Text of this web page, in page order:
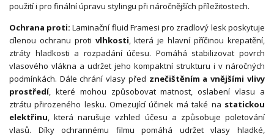
použití i pro finální úpravu stylingu při náročnějších příležitostech.
Ochrana proti: Laminační fluid Framesi pro zradlový lesk poskytuje
cílenou ochranu proti vlhkosti, která je hlavní příčinou krepatění,
ztráty hladkosti a rozpadání účesu. Pomáhá stabilizovat povrch
vlasového vlákna a udržet jeho kompaktní strukturu i v náročných
podmínkách. Dále chrání vlasy před znečištěním a vnějšími vlivy
prostředí, které mohou způsobovat matnost, oslabení vlasu a
ztrátu přirozeného lesku. Omezující účinek má také na statickou
elektřinu, která narušuje vzhled účesu a způsobuje poletování
vlasů. Díky ochrannému filmu pomáhá udržet vlasy hladké,